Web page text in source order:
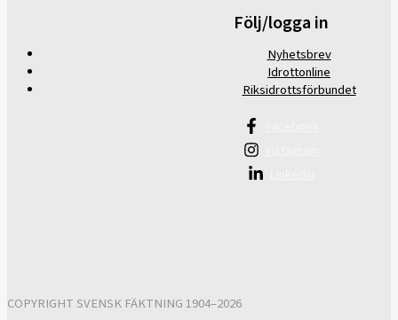
Följ/logga in
Nyhetsbrev
Idrottonline
Riksidrottsförbundet
COPYRIGHT SVENSK FÄKTNING 1904–2026